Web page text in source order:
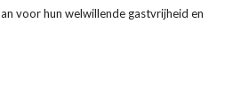
voor hun welwillende gastvrijheid en